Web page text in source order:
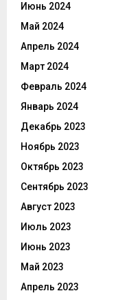
Июнь 2024
Май 2024
Апрель 2024
Март 2024
Февраль 2024
Январь 2024
Декабрь 2023
Ноябрь 2023
Октябрь 2023
Сентябрь 2023
Август 2023
Июль 2023
Июнь 2023
Май 2023
Апрель 2023